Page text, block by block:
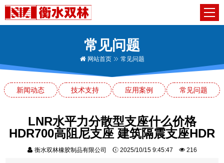
常见问题
网站首页 常见问题
新闻动态 技术支持 应用案例 常见问题
LNR水平力分散型支座什么价格
HDR700高阻尼支座 建筑隔震支座HDR
衡水双林橡胶制品有限公司 2025/10/15 9:45:47 216